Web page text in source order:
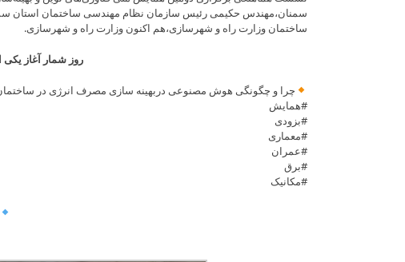
سمنان،مهندس حکیمی رئیس سازمان نظام مهندسی ساختمان استان
ساختمان وزارت راه و شهرسازی،هم اکنون وزارت راه و شهرسازی.
روز شمار آغاز یکی
چرا و چگونگی هوش مصنوعی دربهینه سازی مصرف انرژی در
#همایش
#بزودی
#معماری
#عمران
#برق
#مکانیک